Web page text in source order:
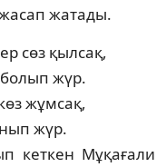
жатады.
сөз қылсақ,
болып жүр.
жұмсақ,
жүр.
кеткен Мұқағали